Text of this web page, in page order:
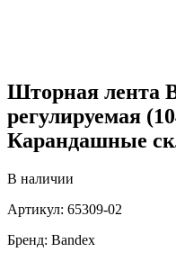
Шторная лента
регулируемая
Карандашные
В наличии
Артикул: 65309-02
Бренд: Bandex